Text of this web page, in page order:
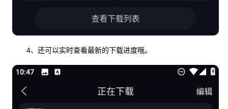
4、还可以实时查看最新的下载进度哦。